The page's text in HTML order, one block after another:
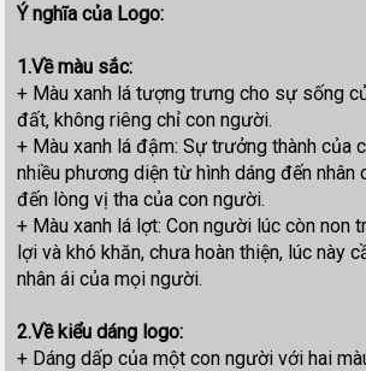
Ý nghĩa của Logo:
1.Về màu sắc:
+ Màu xanh lá tượng trưng cho sự sống
đất, không riêng chỉ con người.
+ Màu xanh lá đậm: Sự trưởng thành của
nhiều phương diện từ hình dáng đến nhân
đến lòng vị tha của con người.
+ Màu xanh lá lợt: Con người lúc còn non
lợi và khó khăn, chưa hoàn thiện, lúc này
nhân ái của mọi người.
2.Về kiểu dáng logo:
+ Dáng dấp của một con người với hai